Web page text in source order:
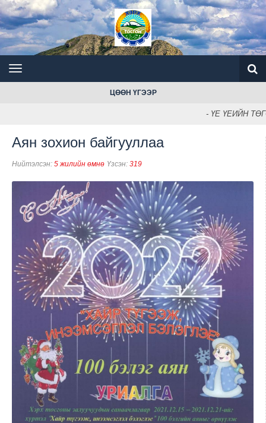
ЦӨӨН ҮГЭЭР
- ҮЕ ҮЕИЙН
Аян зохион байгууллаа
Нийтэлсэн: 5 жилийн өмнө Үзсэн: 319